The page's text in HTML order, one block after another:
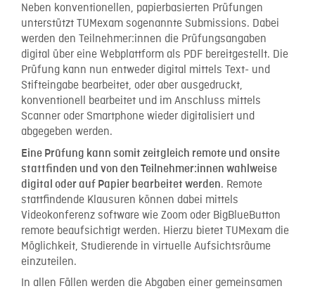
Neben konventionellen, papierbasierten Prüfungen
unterstützt TUMexam sogenannte Submissions. Dabei
werden den Teilnehmer:innen die Prüfungsangaben
digital über eine Webplattform als PDF bereitgestellt. Die
Prüfung kann nun entweder digital mittels Text- und
Stifteingabe bearbeitet, oder aber ausgedruckt,
konventionell bearbeitet und im Anschluss mittels
Scanner oder Smartphone wieder digitalisiert und
abgegeben werden.
Eine Prüfung kann somit zeitgleich remote und onsite
stattfinden und von den Teilnehmer:innen wahlweise
digital oder auf Papier bearbeitet werden. Remote
stattfindende Klausuren können dabei mittels
Videokonferenz software wie Zoom oder BigBlueButton
remote beaufsichtigt werden. Hierzu bietet TUMexam die
Möglichkeit, Studierende in virtuelle Aufsichtsräume
einzuteilen.
In allen Fällen werden die Abgaben einer gemeinsamen